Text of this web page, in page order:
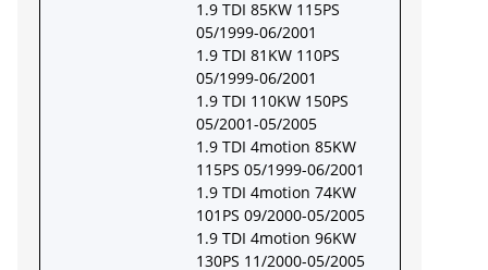
1.9 TDI 85KW 115PS
05/1999-06/2001
1.9 TDI 81KW 110PS
05/1999-06/2001
1.9 TDI 110KW 150PS
05/2001-05/2005
1.9 TDI 4motion 85KW
115PS 05/1999-06/2001
1.9 TDI 4motion 74KW
101PS 09/2000-05/2005
1.9 TDI 4motion 96KW
130PS 11/2000-05/2005